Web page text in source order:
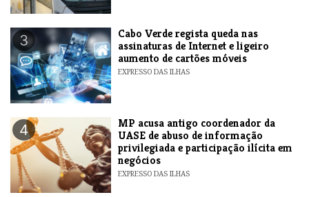
3
Cabo Verde regista queda nas
assinaturas de Internet e ligeiro
aumento de cartões móveis
EXPRESSO DAS ILHAS
4
MP acusa antigo coordenador da
UASE de abuso de informação
privilegiada e participação ilícita em
negócios
EXPRESSO DAS ILHAS